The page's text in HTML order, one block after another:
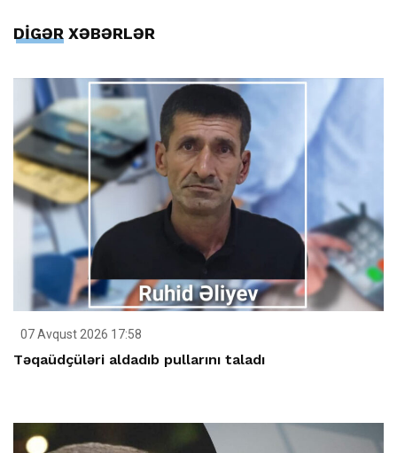
DİGƏR XƏBƏRLƏR
07 Avqust 2026 17:58
Təqaüdçüləri aldadıb pullarını taladı